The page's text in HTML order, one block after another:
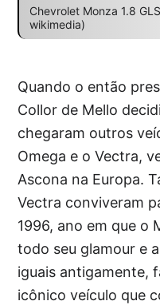
Chevrolet Monza 1.8
wikimedia)
Quando o então
Collor de Mello
chegaram outros
Omega e o Vectra,
Ascona na Europa.
Vectra conviveram
1996, ano em que o
todo seu glamour e
iguais antigamente,
icônico veículo que